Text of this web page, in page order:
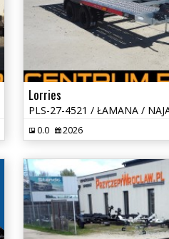
Lorries
0.0 2026